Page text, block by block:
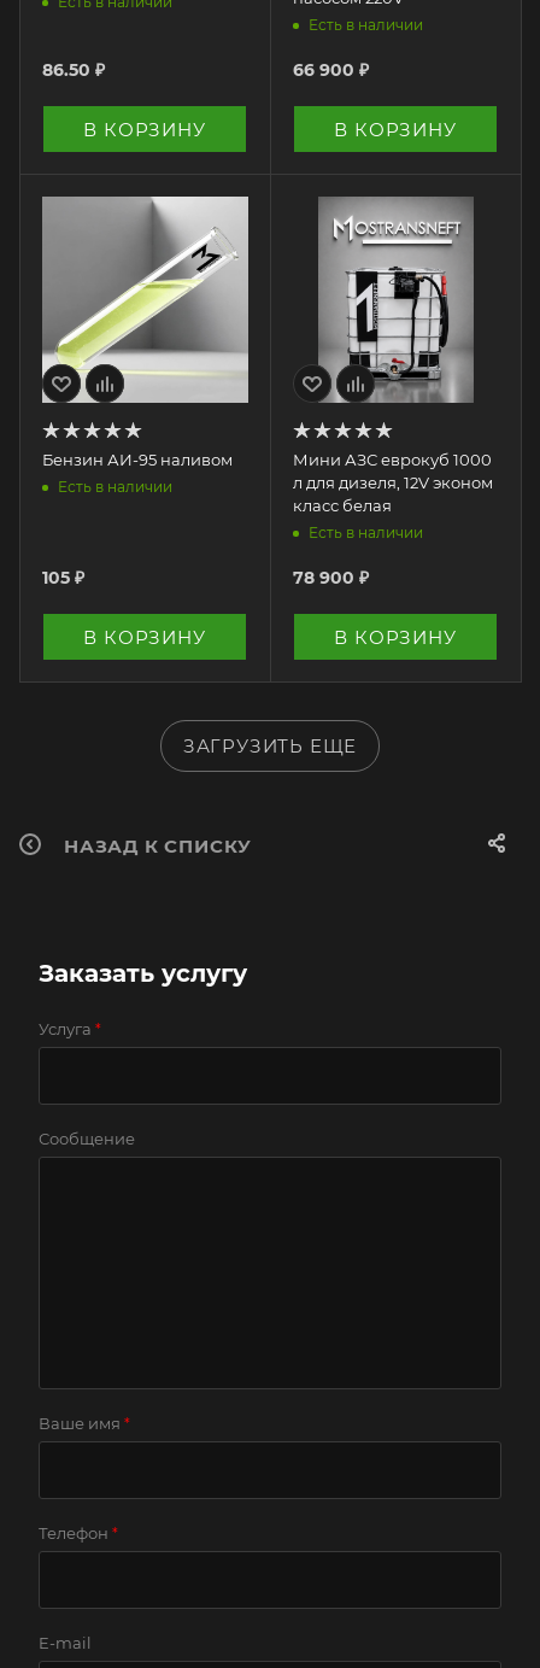
86.50 ₽
В КОРЗИНУ
Есть в наличии
66 900 ₽
В КОРЗИНУ
Бензин АИ-95 наливом
Есть в наличии
105 ₽
В КОРЗИНУ
Мини АЗС еврокуб 1000
л для дизеля, 12V эконом
класс белая
Есть в наличии
78 900 ₽
В КОРЗИНУ
ЗАГРУЗИТЬ ЕЩЕ
НАЗАД К СПИСКУ
Заказать услугу
Услуга *
Сообщение
Ваше имя *
Телефон *
E-mail